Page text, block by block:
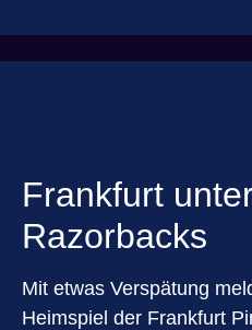
Frankfurt
Razorbacks
Mit etwas Verspätung
Heimspiel der Frankfurt